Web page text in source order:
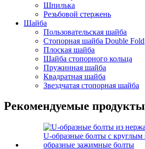
Шпилька
Резьбовой стержень
Шайба
Пользовательская шайба
Стопорная шайба Double Fold
Плоская шайба
Шайба стопорного кольца
Пружинная шайба
Квадратная шайба
Звездчатая стопорная шайба
Рекомендуемые продукты